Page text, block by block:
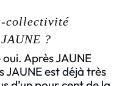
collectivité
?
Après JAUNE
JAUNE est déjà très